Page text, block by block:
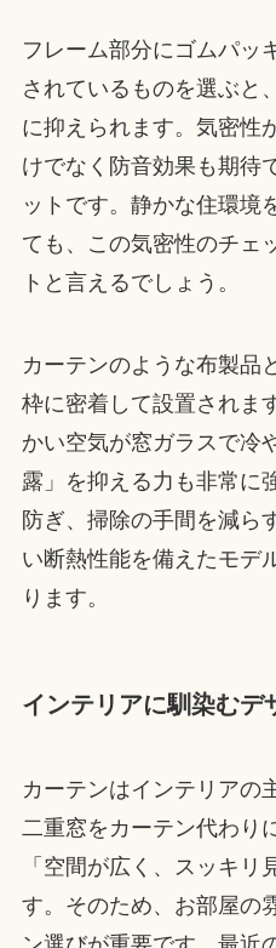
フレーム部分にゴムパッ
されているものを選ぶと
に抑えられます。気密性
けでなく防音効果も期待
ットです。静かな住環境
ても、この気密性のチェ
トと言えるでしょう。
カーテンのような布製品
枠に密着して設置されま
かい空気が窓ガラスで冷
露」を抑える力も非常に
防ぎ、掃除の手間を減ら
い断熱性能を備えたモデ
ります。
インテリアに馴染むデ
カーテンはインテリアの
二重窓をカーテン代わり
「空間が広く、スッキリ
す。そのため、お部屋の